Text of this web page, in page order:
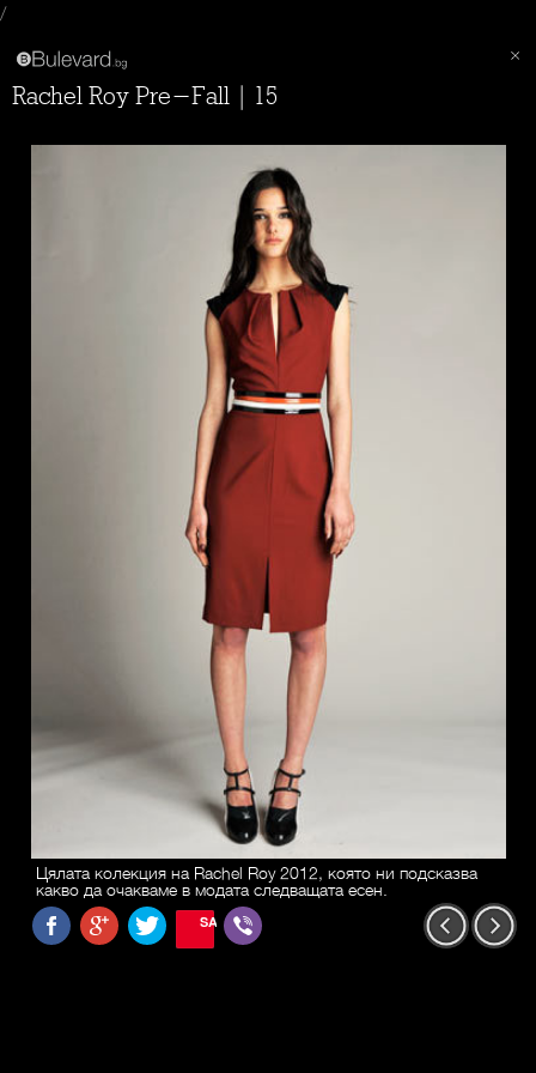
/
Rachel Roy Pre-Fall | 15
Цялата колекция на Rachel Roy 2012, която ни подсказва
какво да очакваме в модата следващата есен.
SAVE